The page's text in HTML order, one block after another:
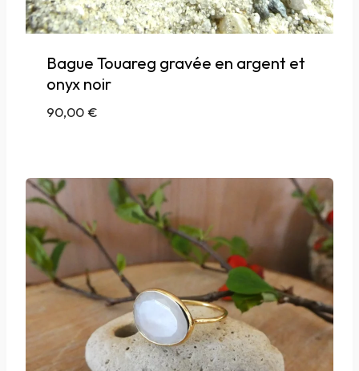
Bague Touareg gravée en argent et
onyx noir
90,00€